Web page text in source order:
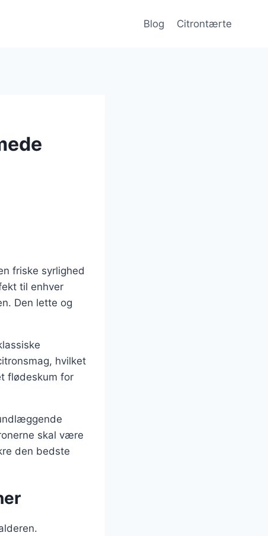
Blog Citrontærte
friske syrlighed
til enhver
Den lette og
hvilket
flødeskum for
skal være
den bedste